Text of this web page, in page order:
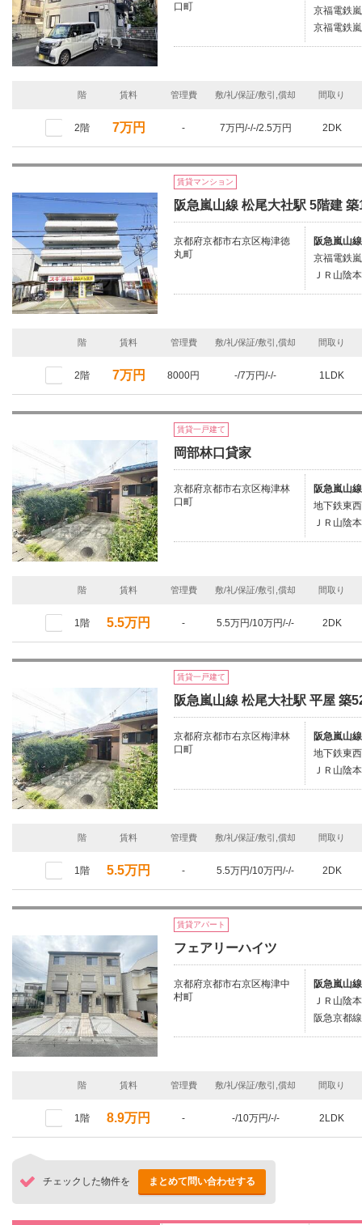
口町
京福電鉄
京福電鉄
階 賃料 管理費 敷/礼/保証/敷引,償却 間取り
2階 7万円 - 7万円/-/-/2.5万円 2DK
賃貸マンション
阪急嵐山線 松尾大社駅 5階建 築
京都府京都市右京区梅津徳
丸町
阪急嵐山
京福電鉄
ＪＲ山陰
階 賃料 管理費 敷/礼/保証/敷引,償却 間取り
2階 7万円 8000円 -/7万円/-/- 1LDK
賃貸一戸建て
岡部林口貸家
京都府京都市右京区梅津林
口町
阪急嵐山
地下鉄東
ＪＲ山陰
階 賃料 管理費 敷/礼/保証/敷引,償却 間取り
1階 5.5万円 - 5.5万円/10万円/-/- 2DK
賃貸一戸建て
阪急嵐山線 松尾大社駅 平屋 築
京都府京都市右京区梅津林
口町
阪急嵐山
地下鉄東
ＪＲ山陰
階 賃料 管理費 敷/礼/保証/敷引,償却 間取り
1階 5.5万円 - 5.5万円/10万円/-/- 2DK
賃貸アパート
フェアリーハイツ
京都府京都市右京区梅津中
村町
阪急嵐山
ＪＲ山陰
阪急京都
階 賃料 管理費 敷/礼/保証/敷引,償却 間取り
1階 8.9万円 - -/10万円/-/- 2LDK
チェックした物件を まとめて問い合わせする